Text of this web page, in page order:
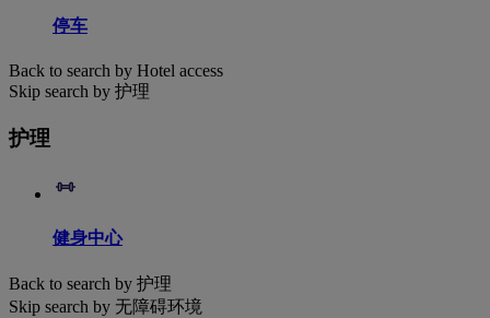
停车
Back to search by Hotel access
Skip search by 护理
护理
健身中心
Back to search by 护理
Skip search by 无障碍环境